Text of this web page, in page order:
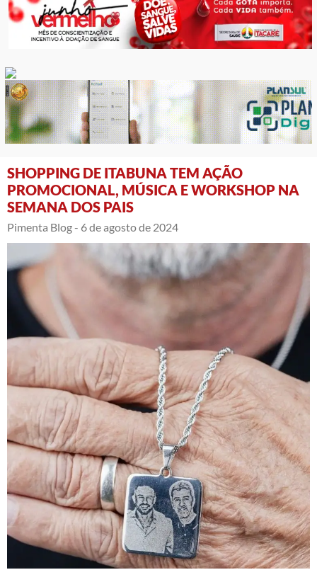
SHOPPING DE ITABUNA TEM AÇÃO
PROMOCIONAL, MÚSICA E WORKSHOP NA
SEMANA DOS PAIS
Pimenta Blog - 6 de agosto de 2024